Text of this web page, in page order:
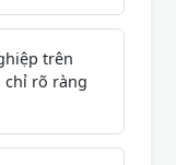
trên
chỉ rõ ràng